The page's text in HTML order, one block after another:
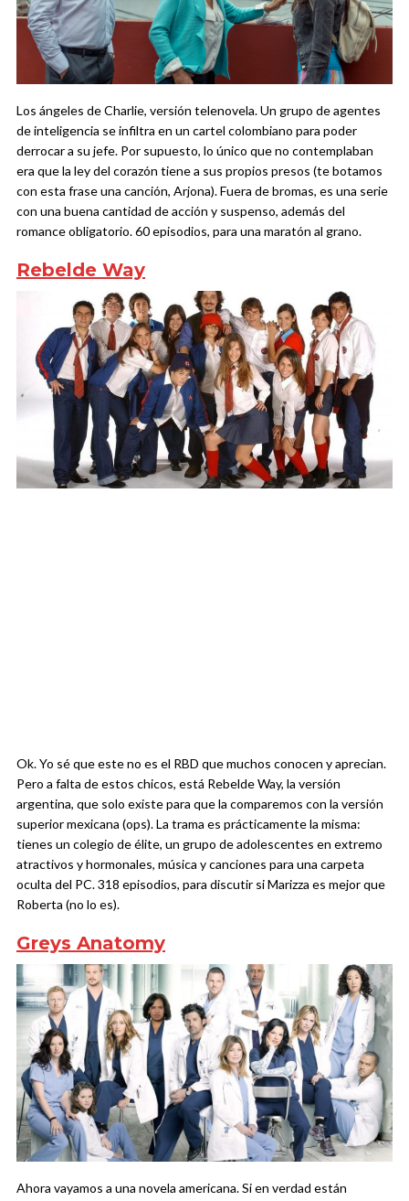
Los ángeles de Charlie, versión telenovela. Un grupo de agentes
de inteligencia se infiltra en un cartel colombiano para poder
derrocar a su jefe. Por supuesto, lo único que no contemplaban
era que la ley del corazón tiene a sus propios presos (te botamos
con esta frase una canción, Arjona). Fuera de bromas, es una serie
con una buena cantidad de acción y suspenso, además del
romance obligatorio. 60 episodios, para una maratón al grano.
Rebelde Way
Ok. Yo sé que este no es el RBD que muchos conocen y aprecian.
Pero a falta de estos chicos, está Rebelde Way, la versión
argentina, que solo existe para que la comparemos con la versión
superior mexicana (ops). La trama es prácticamente la misma:
tienes un colegio de élite, un grupo de adolescentes en extremo
atractivos y hormonales, música y canciones para una carpeta
oculta del PC. 318 episodios, para discutir si Marizza es mejor que
Roberta (no lo es).
Greys Anatomy
Ahora vayamos a una novela americana. Si en verdad están